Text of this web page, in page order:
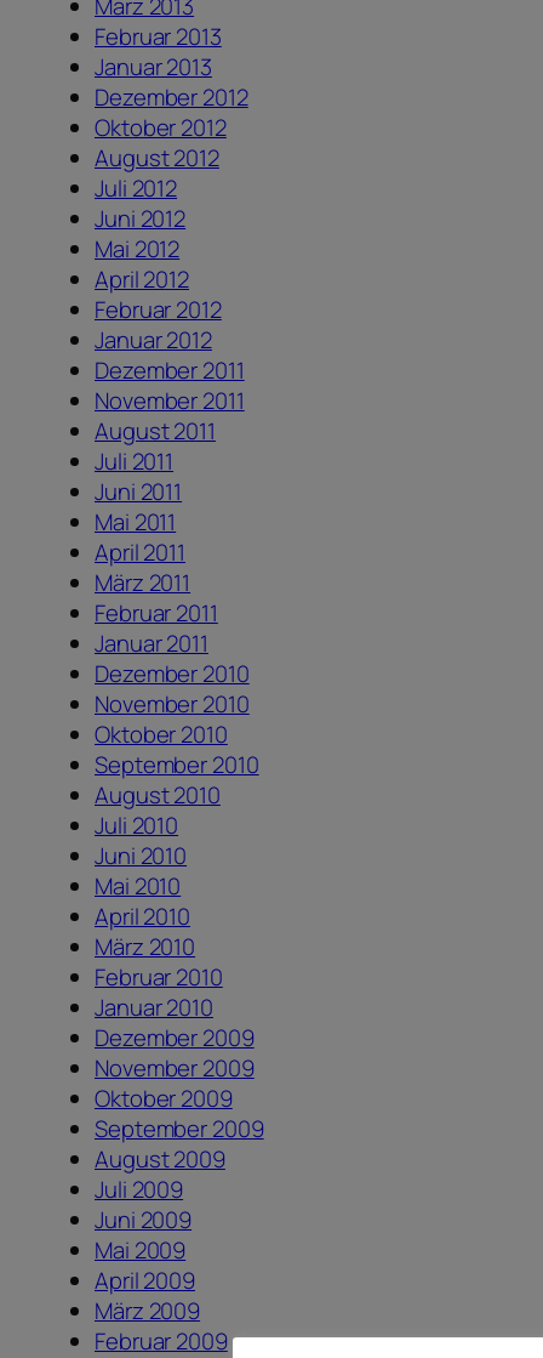
März 2013
Februar 2013
Januar 2013
Dezember 2012
Oktober 2012
August 2012
Juli 2012
Juni 2012
Mai 2012
April 2012
Februar 2012
Januar 2012
Dezember 2011
November 2011
August 2011
Juli 2011
Juni 2011
Mai 2011
April 2011
März 2011
Februar 2011
Januar 2011
Dezember 2010
November 2010
Oktober 2010
September 2010
August 2010
Juli 2010
Juni 2010
Mai 2010
April 2010
März 2010
Februar 2010
Januar 2010
Dezember 2009
November 2009
Oktober 2009
September 2009
August 2009
Juli 2009
Juni 2009
Mai 2009
April 2009
März 2009
Februar 2009